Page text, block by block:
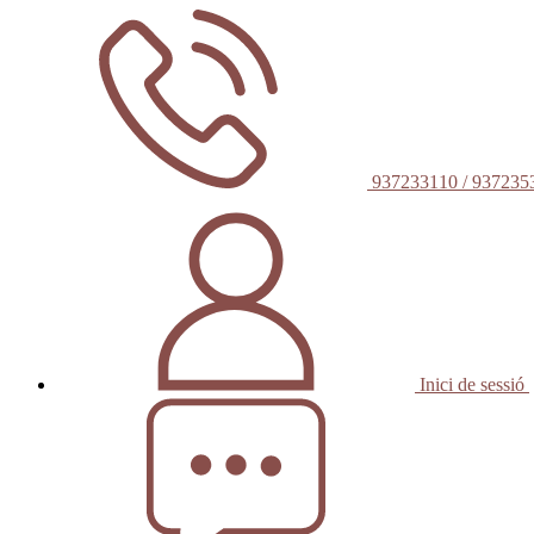
937233110 /
Inici de sessió